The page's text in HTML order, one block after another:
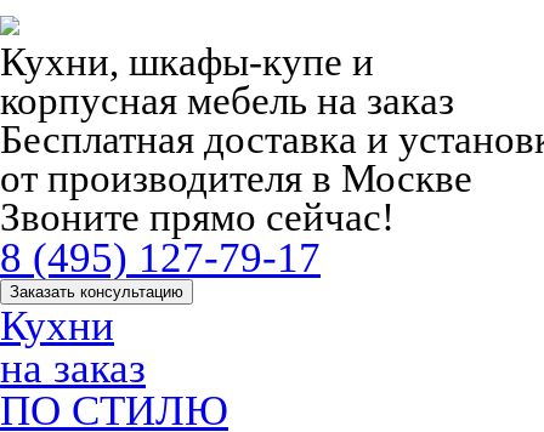
Кухни, шкафы-купе и
корпусная мебель на заказ
Бесплатная доставка и
от производителя в Москве
Звоните прямо сейчас!
8 (495) 127-79-17
Заказать консультацию
Кухни
на заказ
ПО СТИЛЮ